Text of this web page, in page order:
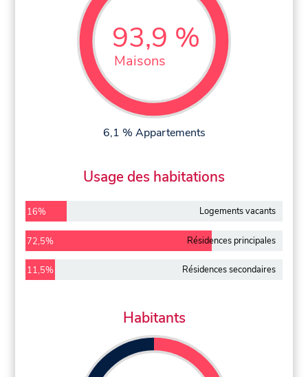
93,9 %
Maisons
6,1 % Appartements
Usage des habitations
16% Logements vacants
72,5% Résidences principales
11,5% Résidences secondaires
Habitants